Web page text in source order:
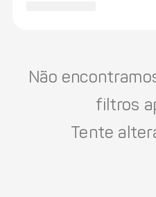
Não
filtros
Tente